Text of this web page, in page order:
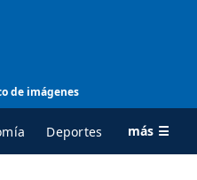
de imágenes
Deportes más ☰